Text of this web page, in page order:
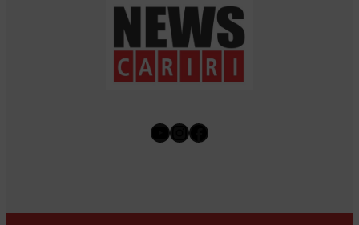
Youtube
Instagram
Facebook